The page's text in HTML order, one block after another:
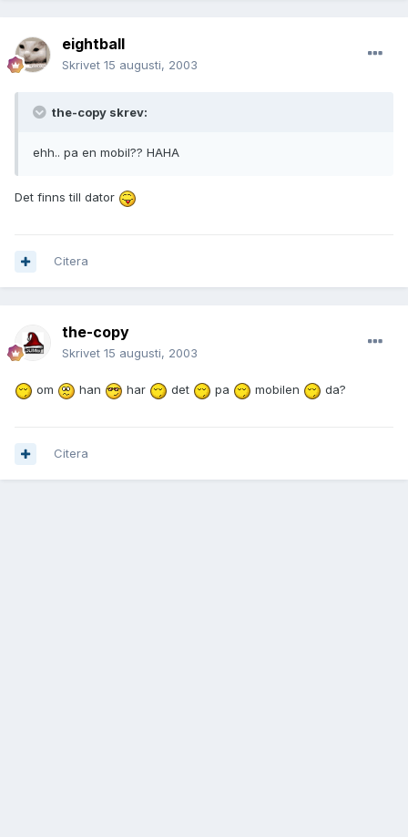
eightball
Skrivet 15 augusti, 2003
the-copy skrev:
ehh.. pa en mobil?? HAHA
Det finns till dator
Citera
the-copy
Skrivet 15 augusti, 2003
om han har det pa mobilen da?
Citera